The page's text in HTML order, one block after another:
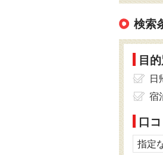
検索
目的
日
宿
口
指定